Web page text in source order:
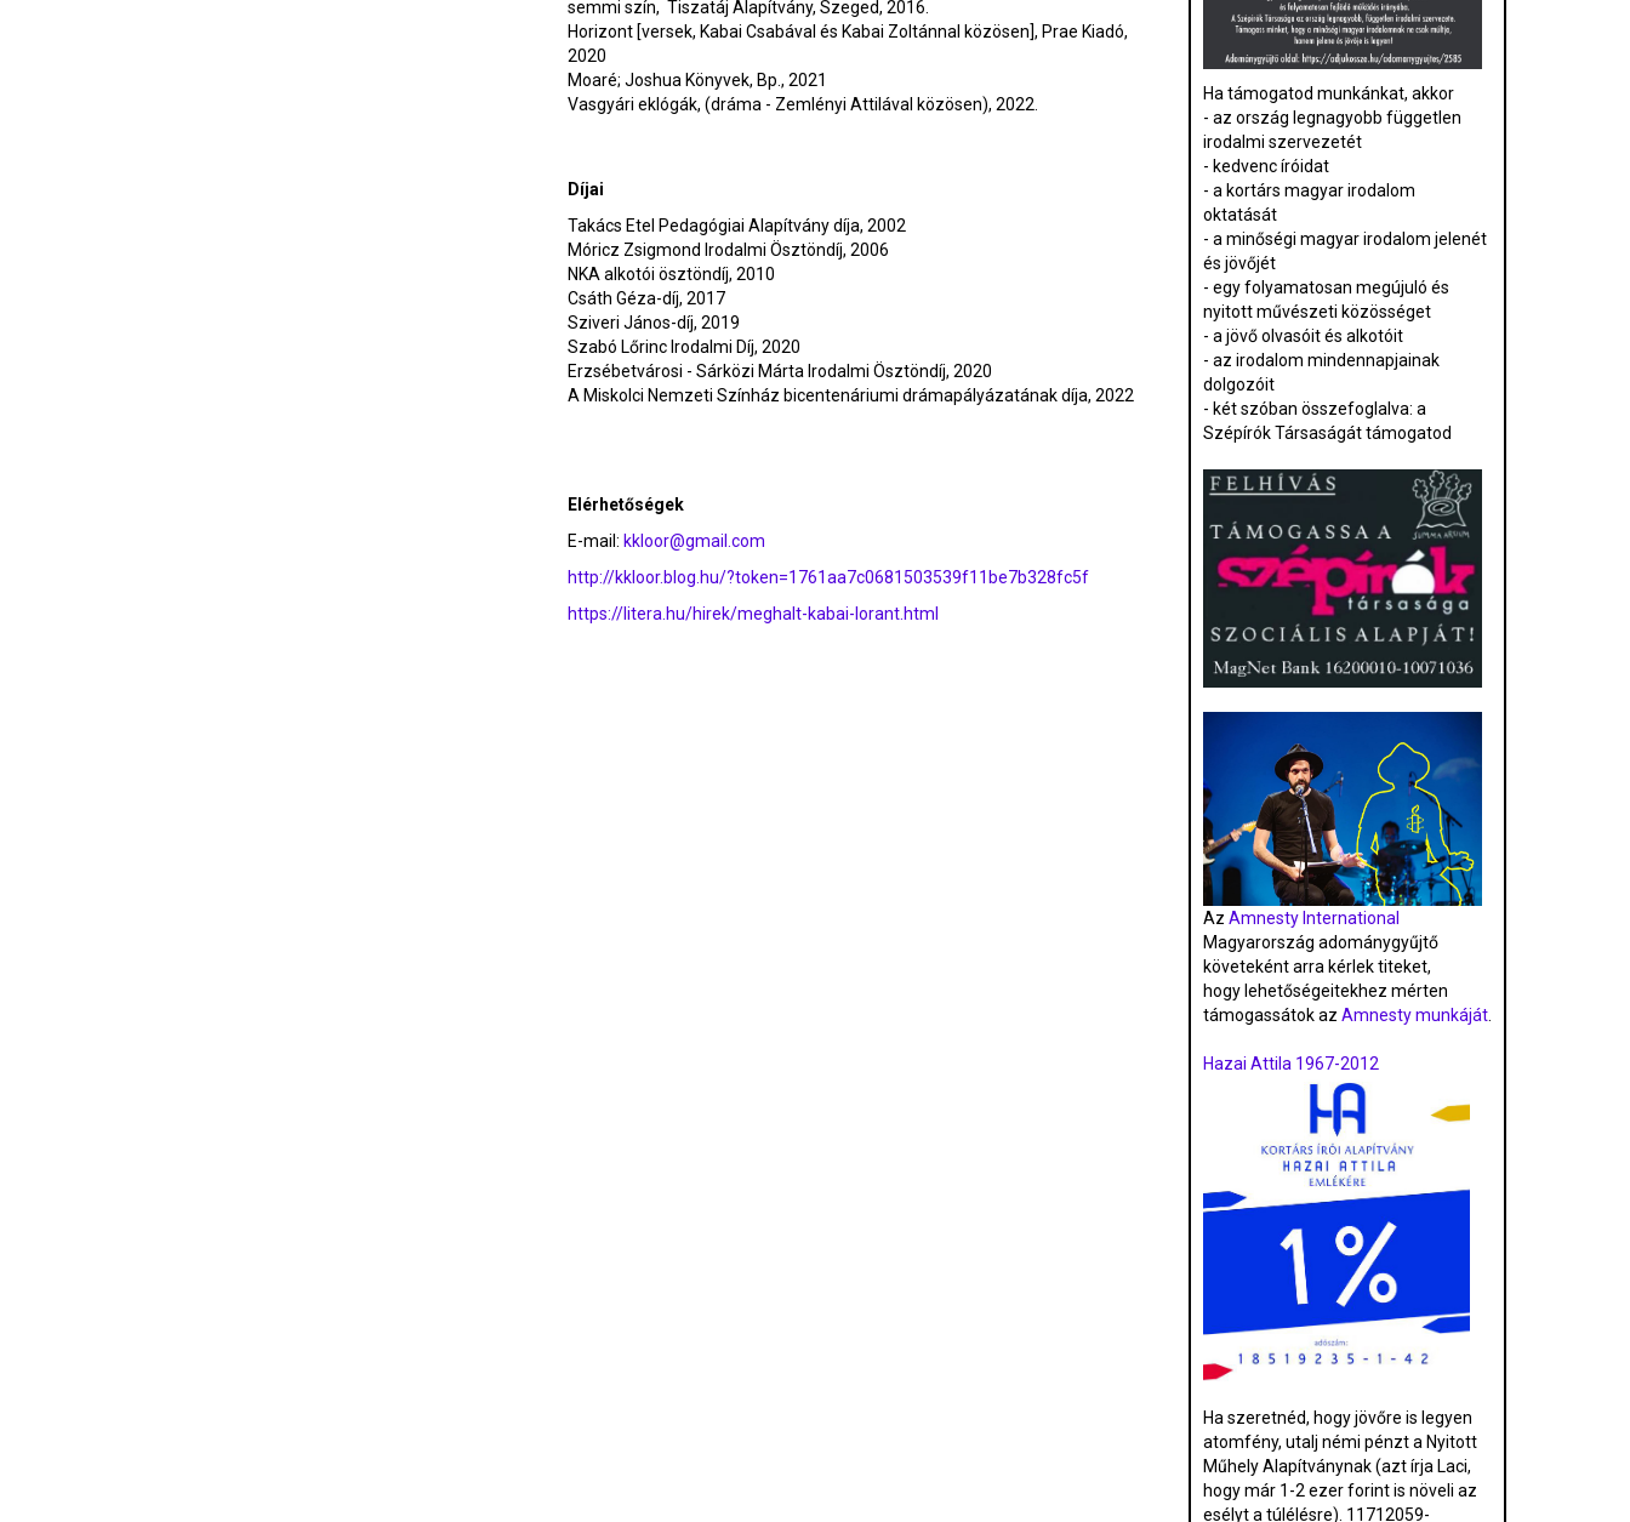
semmi szín, Tiszatáj Alapítvány, Szeged, 2016.
Horizont [versek, Kabai Csabával és Kabai Zoltánnal közösen], Prae Kiadó,
2020
Moaré; Joshua Könyvek, Bp., 2021
Vasgyári eklógák, (dráma - Zemlényi Attilával közösen), 2022.
Díjai
Takács Etel Pedagógiai Alapítvány díja, 2002
Móricz Zsigmond Irodalmi Ösztöndíj, 2006
NKA alkotói ösztöndíj, 2010
Csáth Géza-díj, 2017
Sziveri János-díj, 2019
Szabó Lőrinc Irodalmi Díj, 2020
Erzsébetvárosi - Sárközi Márta Irodalmi Ösztöndíj, 2020
A Miskolci Nemzeti Színház bicentenáriumi drámapályázatának díja, 2022
Elérhetőségek
E-mail: kkloor@gmail.com
http://kkloor.blog.hu/?token=1761aa7c0681503539f11be7b328fc5f
https://litera.hu/hirek/meghalt-kabai-lorant.html
Ha támogatod munkánkat, akkor
- az ország legnagyobb független
irodalmi szervezetét
- kedvenc íróidat
- a kortárs magyar irodalom
oktatását
- a minőségi magyar irodalom jelenét
és jövőjét
- egy folyamatosan megújuló és
nyitott művészeti közösséget
- a jövő olvasóit és alkotóit
- az irodalom mindennapjainak
dolgozóit
- két szóban összefoglalva: a
Szépírók Társaságát támogatod
Az Amnesty International
Magyarország adománygyűjtő
követeként arra kérlek titeket,
hogy lehetőségeitekhez mérten
támogassátok az Amnesty munkáját.
Hazai Attila 1967-2012
Ha szeretnéd, hogy jövőre is legyen
atomfény, utalj némi pénzt a Nyitott
Műhely Alapítványnak (azt írja Laci,
hogy már 1-2 ezer forint is növeli az
esélyt a túlélésre). 11712059-